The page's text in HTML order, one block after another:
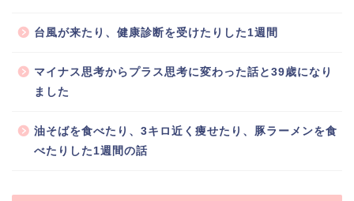
台風が来たり、健康診断を受けたりした1週間
マイナス思考からプラス思考に変わった話と39歳になり
ました
油そばを食べたり、3キロ近く痩せたり、豚ラーメンを食
べたりした1週間の話